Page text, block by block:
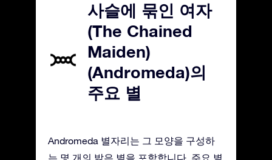
사슬에 묶인 여자
(The Chained
Maiden)
(Andromeda)의
주요 별
Andromeda 별자리는 그 모양을 구성하
는 몇 개의 밝은 별을 포함합니다. 주요 별